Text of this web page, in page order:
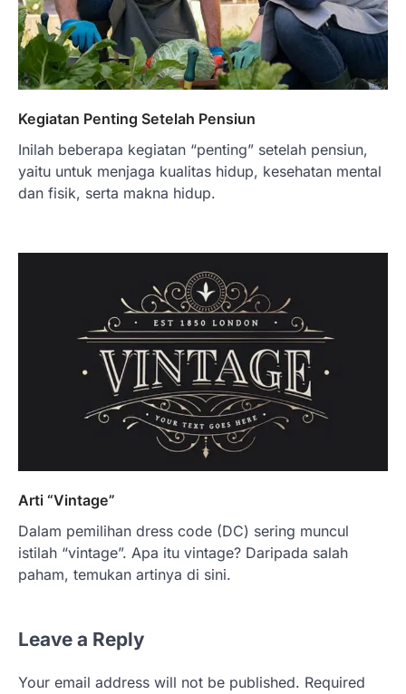
Kegiatan Penting Setelah Pensiun
Inilah beberapa kegiatan “penting” setelah pensiun,
yaitu untuk menjaga kualitas hidup, kesehatan mental
dan fisik, serta makna hidup.
Arti “Vintage”
Dalam pemilihan dress code (DC) sering muncul
istilah “vintage”. Apa itu vintage? Daripada salah
paham, temukan artinya di sini.
Leave a Reply
Your email address will not be published. Required